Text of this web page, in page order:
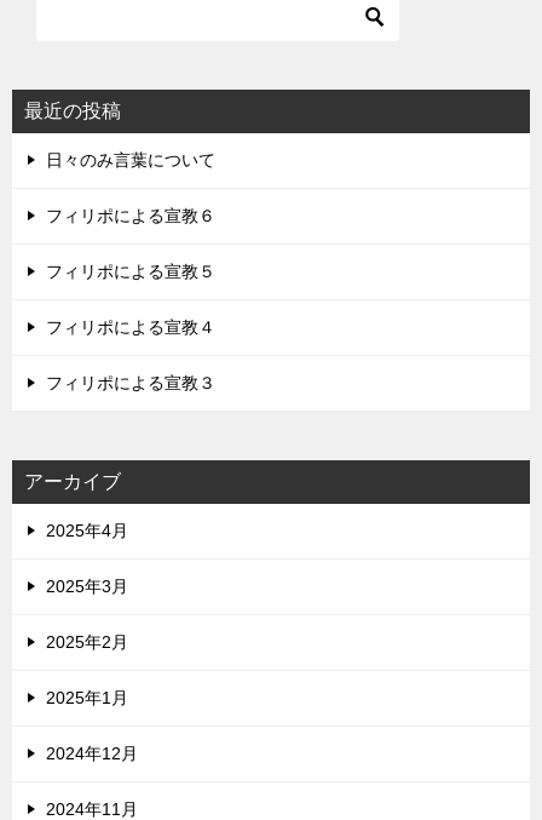
最近の投稿
日々のみ言葉について
フィリポによる宣教６
フィリポによる宣教５
フィリポによる宣教４
フィリポによる宣教３
アーカイブ
2025年4月
2025年3月
2025年2月
2025年1月
2024年12月
2024年11月